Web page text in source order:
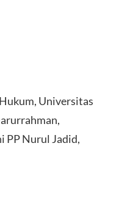
Universitas
PP Nurul Jadid,